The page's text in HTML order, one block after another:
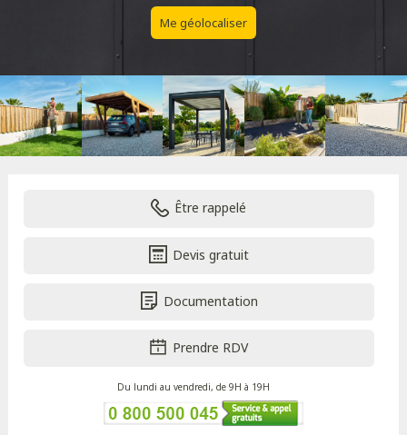
Me géolocaliser
Être rappelé
Devis gratuit
Documentation
Prendre RDV
Du lundi au vendredi, de 9H à 19H